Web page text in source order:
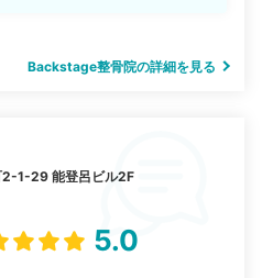
Backstage整骨院の詳細を見る
2-1-29 能登呂ビル2F
5.0